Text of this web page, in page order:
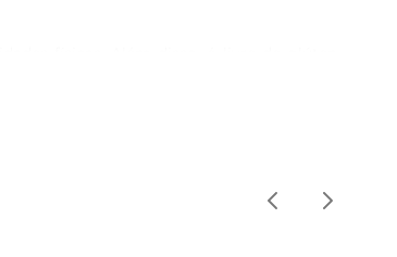
agrada o paladar e torna o momento do
seja no trabalho, na academia ou em